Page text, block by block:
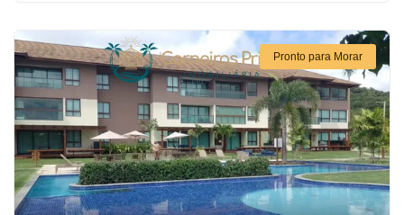
Pronto para Morar